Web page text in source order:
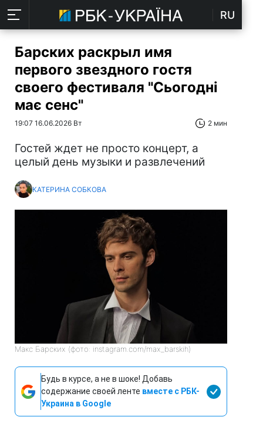
RU
Барских раскрыл имя
первого звездного гостя
своего фестиваля "Сьогодні
має сенс"
19:07 16.06.2026 Вт 2 мин
Гостей ждет не просто концерт, а
целый день музыки и развлечений
КАТЕРИНА СОБКОВА
Макс Барских (фото: instagram.com/max_barskih)
Будь в курсе, а не в шоке! Добавь
содержание своей ленте вместе с РБК-
Украина в Google